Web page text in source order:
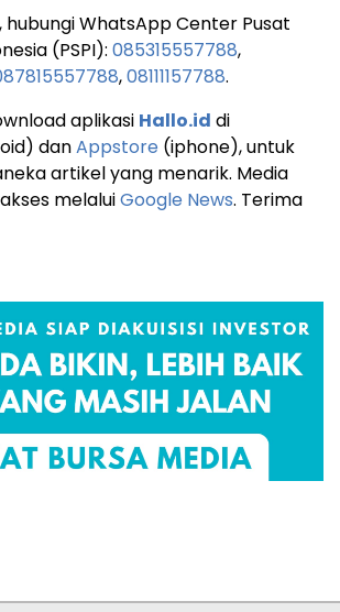
hubungi WhatsApp Center Pusat
(PSPI): 085315557788,
,08111157788.
aplikasi Hallo.id di
danAppstore (iphone), untuk
artikel yang menarik. Media
melaluiGoogle News. Terima